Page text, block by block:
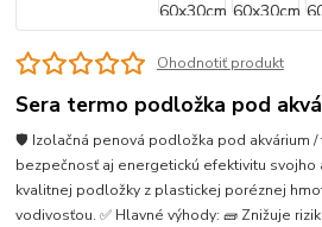
Ohodnotiť produkt
Sera termo podložka pod
🛡️ Izolačná penová podložka pod akvárium /
bezpečnosť aj energetickú efektivitu svojho
kvalitnej podložky z plastickej poréznej
vodivosťou. ✅ Hlavné výhody: 🧱 Znižuje